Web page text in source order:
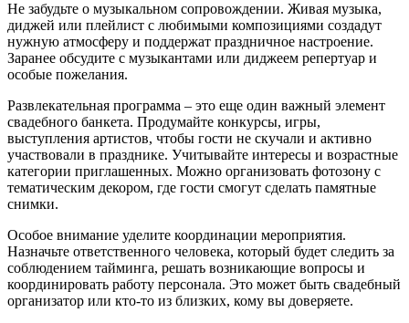
Не забудьте о музыкальном сопровождении. Живая музыка,
диджей или плейлист с любимыми композициями создадут
нужную атмосферу и поддержат праздничное настроение.
Заранее обсудите с музыкантами или диджеем репертуар и
особые пожелания.
Развлекательная программа – это еще один важный элемент
свадебного банкета. Продумайте конкурсы, игры,
выступления артистов, чтобы гости не скучали и активно
участвовали в празднике. Учитывайте интересы и возрастные
категории приглашенных. Можно организовать фотозону с
тематическим декором, где гости смогут сделать памятные
снимки.
Особое внимание уделите координации мероприятия.
Назначьте ответственного человека, который будет следить за
соблюдением тайминга, решать возникающие вопросы и
координировать работу персонала. Это может быть свадебный
организатор или кто-то из близких, кому вы доверяете.